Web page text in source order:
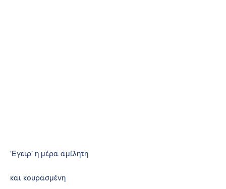
'Εγειρ' η μέρα αμίλητη
και κουρασμένη